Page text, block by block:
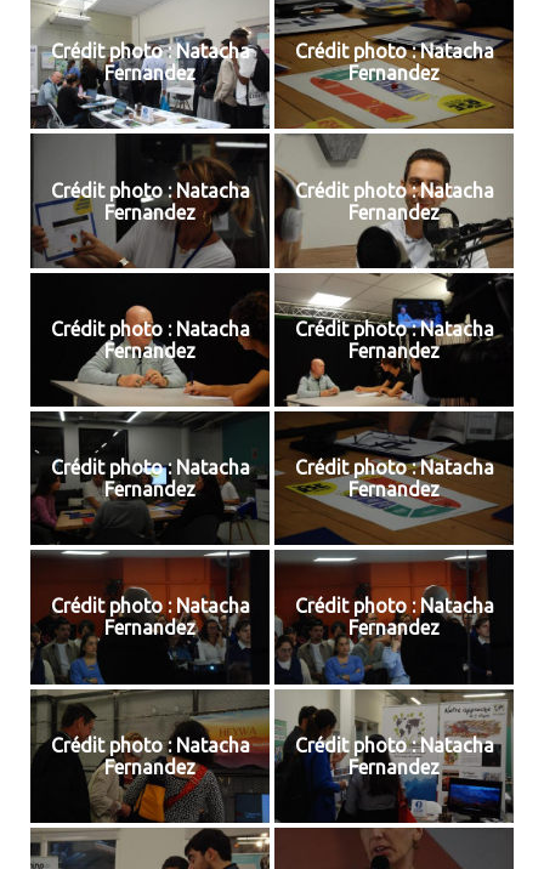
Crédit photo : Natacha
Fernandez
Crédit photo : Natacha
Fernandez
Crédit photo : Natacha
Fernandez
Crédit photo : Natacha
Fernandez
Crédit photo : Natacha
Fernandez
Crédit photo : Natacha
Fernandez
Crédit photo : Natacha
Fernandez
Crédit photo : Natacha
Fernandez
Crédit photo : Natacha
Fernandez
Crédit photo : Natacha
Fernandez
Crédit photo : Natacha
Fernandez
Crédit photo : Natacha
Fernandez